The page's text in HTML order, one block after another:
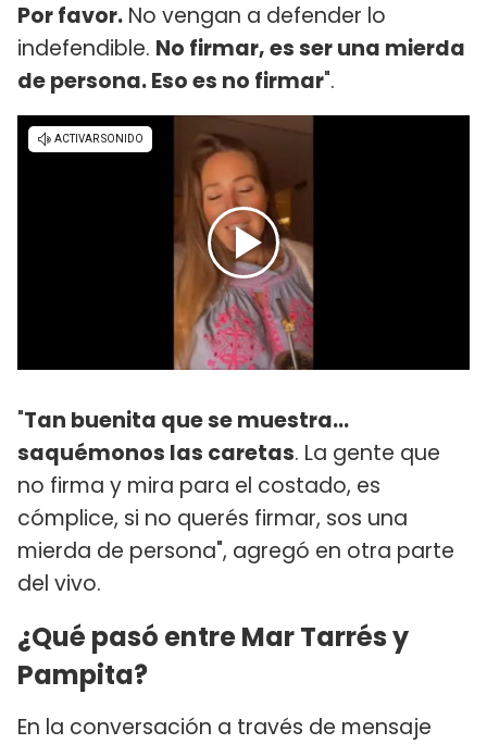
Por favor. No vengan a defender lo
indefendible. No firmar, es ser una mierda
de persona. Eso es no firmar".
"Tan buenita que se muestra...
saquémonos las caretas. La gente que
no firma y mira para el costado, es
cómplice, si no querés firmar, sos una
mierda de persona", agregó en otra parte
del vivo.
¿Qué pasó entre Mar Tarrés y
Pampita?
En la conversación a través de mensaje